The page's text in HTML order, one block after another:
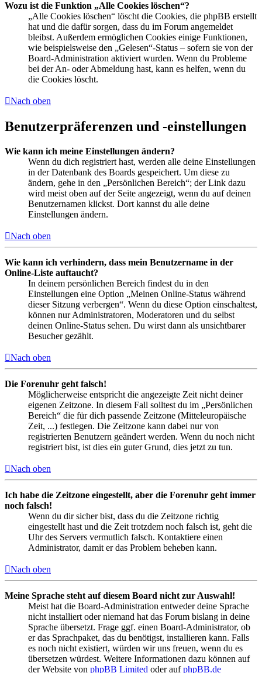
Wozu ist die Funktion „Alle Cookies löschen“?
„Alle Cookies löschen“ löscht die Cookies, die phpBB erstellt
hat und die dafür sorgen, dass du im Forum angemeldet
bleibst. Außerdem ermöglichen Cookies einige Funktionen,
wie beispielsweise den „Gelesen“-Status – sofern sie von der
Board-Administration aktiviert wurden. Wenn du Probleme
bei der An- oder Abmeldung hast, kann es helfen, wenn du
die Cookies löscht.
Nach oben
Benutzerpräferenzen und -einstellungen
Wie kann ich meine Einstellungen ändern?
Wenn du dich registriert hast, werden alle deine Einstellungen
in der Datenbank des Boards gespeichert. Um diese zu
ändern, gehe in den „Persönlichen Bereich“; der Link dazu
wird meist oben auf der Seite angezeigt, wenn du auf deinen
Benutzernamen klickst. Dort kannst du alle deine
Einstellungen ändern.
Nach oben
Wie kann ich verhindern, dass mein Benutzername in der
Online-Liste auftaucht?
In deinem persönlichen Bereich findest du in den
Einstellungen eine Option „Meinen Online-Status während
dieser Sitzung verbergen“. Wenn du diese Option einschaltest,
können nur Administratoren, Moderatoren und du selbst
deinen Online-Status sehen. Du wirst dann als unsichtbarer
Besucher gezählt.
Nach oben
Die Forenuhr geht falsch!
Möglicherweise entspricht die angezeigte Zeit nicht deiner
eigenen Zeitzone. In diesem Fall solltest du im „Persönlichen
Bereich“ die für dich passende Zeitzone (Mitteleuropäische
Zeit, ...) festlegen. Die Zeitzone kann dabei nur von
registrierten Benutzern geändert werden. Wenn du noch nicht
registriert bist, ist dies ein guter Grund, dies jetzt zu tun.
Nach oben
Ich habe die Zeitzone eingestellt, aber die Forenuhr geht immer
noch falsch!
Wenn du dir sicher bist, dass du die Zeitzone richtig
eingestellt hast und die Zeit trotzdem noch falsch ist, geht die
Uhr des Servers vermutlich falsch. Kontaktiere einen
Administrator, damit er das Problem beheben kann.
Nach oben
Meine Sprache steht auf diesem Board nicht zur Auswahl!
Meist hat die Board-Administration entweder deine Sprache
nicht installiert oder niemand hat das Forum bislang in deine
Sprache übersetzt. Frage ggf. einen Board-Administrator, ob
er das Sprachpaket, das du benötigst, installieren kann. Falls
es noch nicht existiert, würden wir uns freuen, wenn du es
übersetzen würdest. Weitere Informationen dazu können auf
der Website von phpBB Limited oder aufphpBB.de